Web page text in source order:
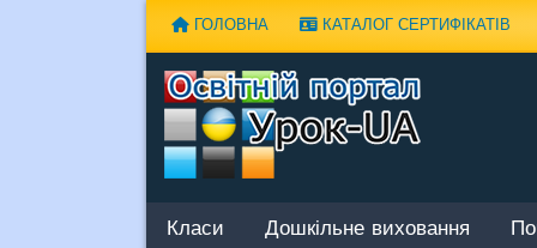
ГОЛОВНА КАТАЛОГ СЕРТИФІКАТІВ
Класи Дошкільне виховання